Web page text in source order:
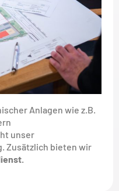
Anlagen wie z.B.
unser
Zusätzlich bieten wir